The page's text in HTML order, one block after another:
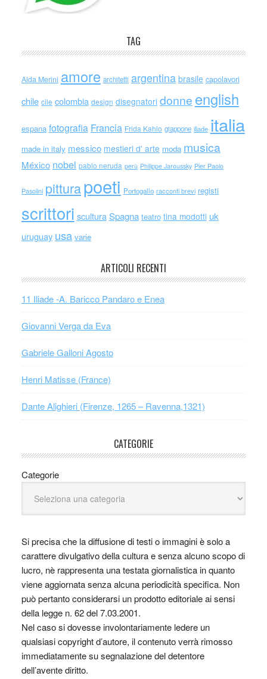
TAG
Alda Merini amore architetti argentina brasile capolavori
chile cile colombia design disegnatori donne english
espana fotografia Francia Frida Kahlo giappone iliade italia
made in italy messico mestieri d' arte moda musica
México nobel pablo neruda perù Philippe Jaroussky Pier Paolo
Pasolini pitturapoeti Portogallo racconti brevi registi
scrittori scultura Spagna teatro tina modotti uk
uruguay usa varie
ARTICOLI RECENTI
11 Iliade -A. Baricco Pandaro e Enea
Giovanni Verga da Eva
Gabriele Galloni Agosto
Henri Matisse (France)
Dante Alighieri (Firenze, 1265 – Ravenna,1321)
CATEGORIE
Categorie
Si precisa che la diffusione di testi o immagini è solo a
carattere divulgativo della cultura e senza alcuno scopo di
lucro, nè rappresenta una testata giornalistica in quanto
viene aggiornata senza alcuna periodicità specifica. Non
può pertanto considerarsi un prodotto editoriale ai sensi
della legge n. 62 del 7.03.2001.
Nel caso si dovesse involontariamente ledere un
qualsiasi copyright d’autore, il contenuto verrà rimosso
immediatamente su segnalazione del detentore
dell’avente diritto.